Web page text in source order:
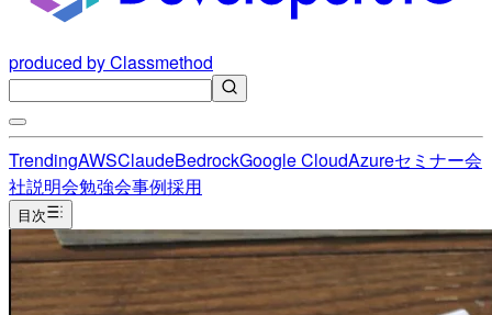
produced by Classmethod
TrendingAWSClaudeBedrockGoogle CloudAzureセミナー会
社説明会勉強会事例採用
目次